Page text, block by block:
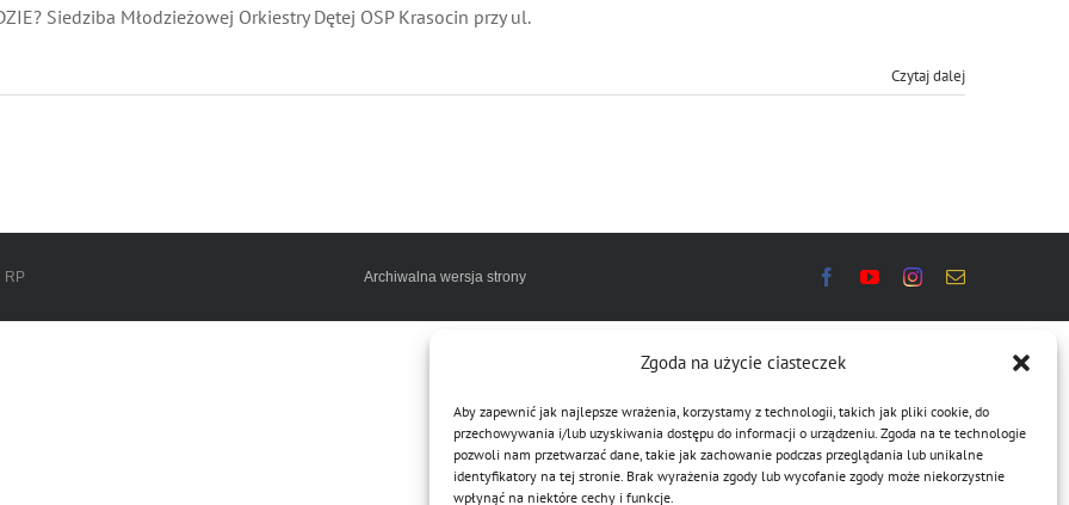
Zgoda na użycie ciasteczek
Aby zapewnić jak najlepsze wrażenia, korzystamy z technologii, takich jak pliki cookie, do
przechowywania i/lub uzyskiwania dostępu do informacji o urządzeniu. Zgoda na te technologie
pozwoli nam przetwarzać dane, takie jak zachowanie podczas przeglądania lub unikalne
identyfikatory na tej stronie. Brak wyrażenia zgody lub wycofanie zgody może niekorzystnie
wpłynąć na niektóre cechy i funkcje.
Siedziba Młodzieżowej Orkiestry Dętej OSP Krasocin przy ul.
Czytaj dalej
RP Archiwalna wersja strony